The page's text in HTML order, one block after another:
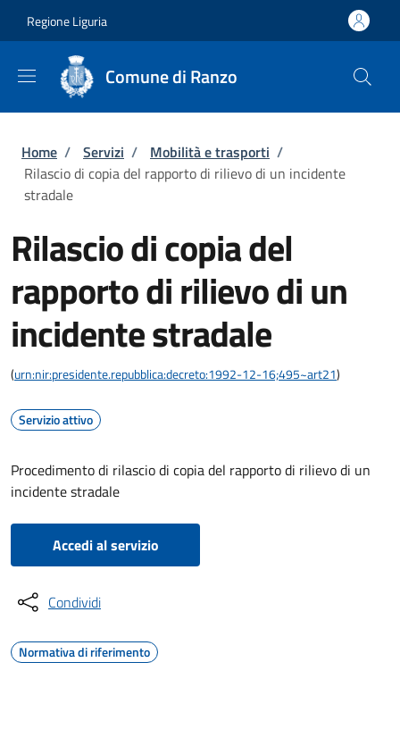
Regione Liguria
Comune di Ranzo
Briciole di pane
Home / Servizi / Mobilità e trasporti /
Rilascio di copia del rapporto di rilievo di un incidente
stradale
Rilascio di copia del
rapporto di rilievo di un
incidente stradale
(urn:nir:presidente.repubblica:decreto:1992-12-16;495~art21)
Servizio attivo
Procedimento di rilascio di copia del rapporto di rilievo di un
incidente stradale
Accedi al servizio
Condividi
Normativa di riferimento